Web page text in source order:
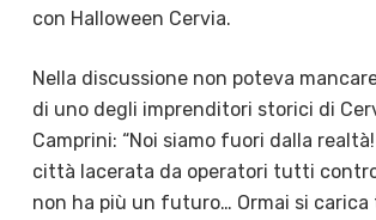
con Halloween Cervia.
Nella discussione non poteva
di uno degli imprenditori storici di
Camprini: “Noi siamo fuori dalla
città lacerata da operatori tutti
non ha più un futuro… Ormai si